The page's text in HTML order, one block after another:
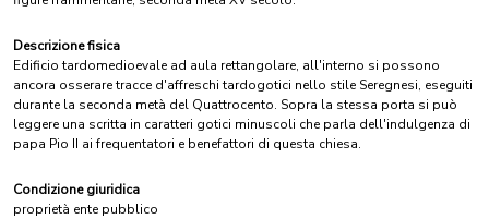
Descrizione fisica
Edificio tardomedioevale ad aula rettangolare, all'interno si possono
ancora osserare tracce d'affreschi tardogotici nello stile Seregnesi, eseguiti
durante la seconda metà del Quattrocento. Sopra la stessa porta si può
leggere una scritta in caratteri gotici minuscoli che parla dell'indulgenza di
papa Pio II ai frequentatori e benefattori di questa chiesa.
Condizione giuridica
proprietà ente pubblico